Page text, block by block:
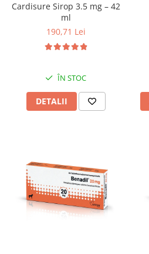
Cardisure Sirop 3.5 mg – 42
ml
190,71 Lei
ÎN STOC
DETALII